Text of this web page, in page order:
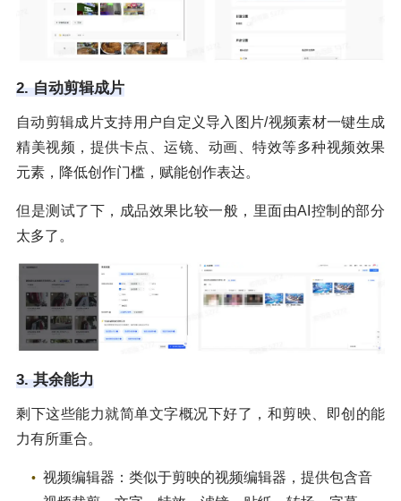
2. 自动剪辑成片
自动剪辑成片支持用户自定义导入图片/视频素材一键生成
精美视频，提供卡点、运镜、动画、特效等多种视频效果
元素，降低创作门槛，赋能创作表达。
但是测试了下，成品效果比较一般，里面由AI控制的部分
太多了。
3. 其余能力
剩下这些能力就简单文字概况下好了，和剪映、即创的能
力有所重合。
视频编辑器：类似于剪映的视频编辑器，提供包含音